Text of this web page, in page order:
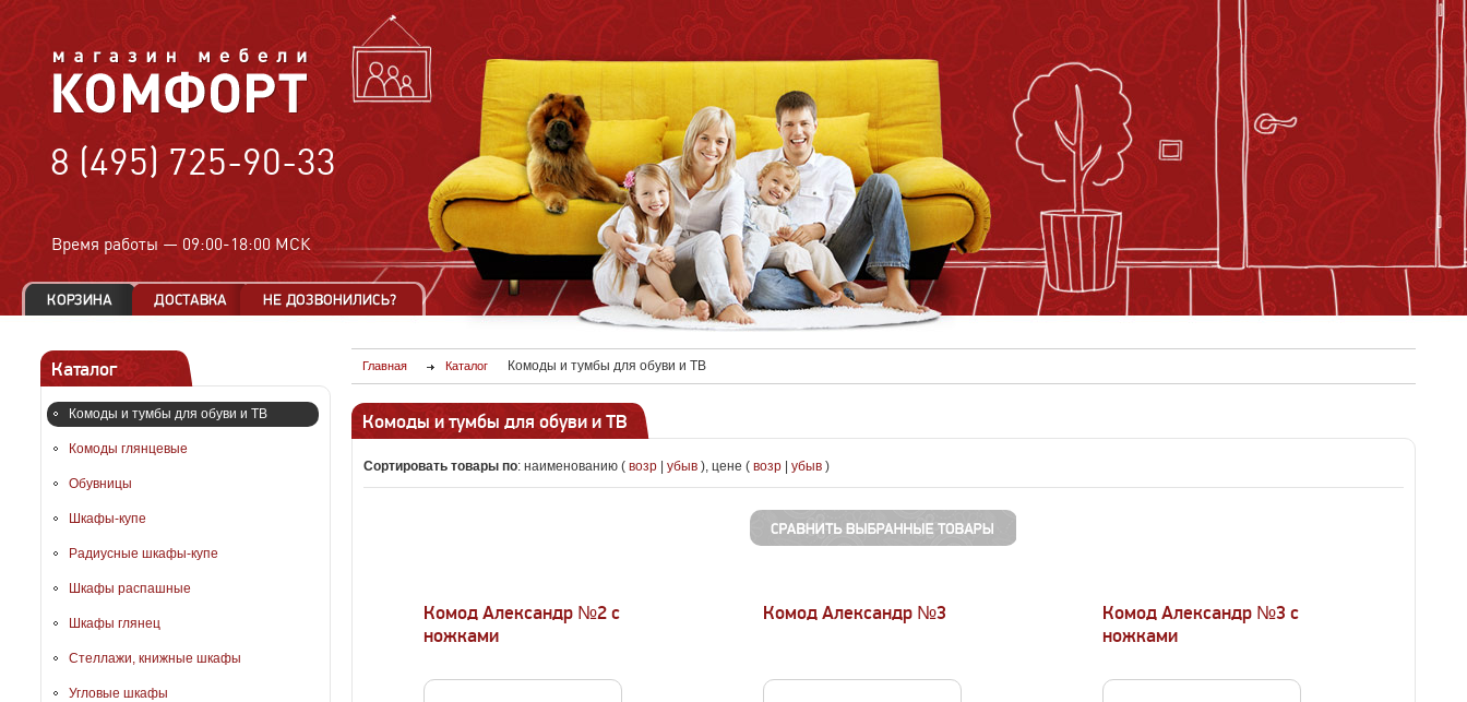
8 (495) 725-90-33
Время работы — 09:00-18:00 МСК
Каталог
Комоды и тумбы для обуви и ТВ
Комоды глянцевые
Обувницы
Шкафы-купе
Радиусные шкафы-купе
Шкафы распашные
Шкафы глянец
Стеллажи, книжные шкафы
Угловые шкафы
Главная Каталог Комоды и тумбы для обуви и ТВ
Комоды и тумбы для обуви и ТВ
Сортировать товары по: наименованию ( возр убыв ), цене ( возр убыв )
Комод Александр №2 с
ножками
Комод Александр №3
Комод Александр №3 с
ножками